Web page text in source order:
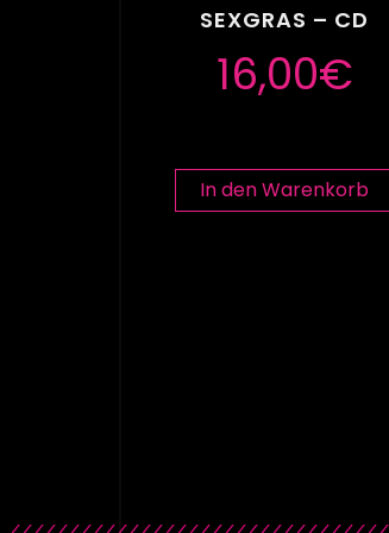
SEXGRAS – CD
16,00€
In den Warenkorb